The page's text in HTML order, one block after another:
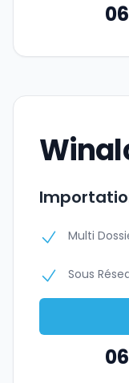
Multi
Sous